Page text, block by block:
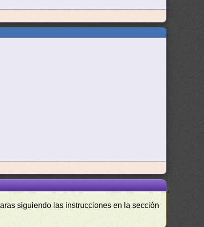
siguiendo las instrucciones en la sección